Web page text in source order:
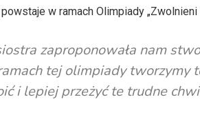
w ramach Olimpiady „Zwolnieni
zaproponowała nam
tej olimpiady tworzymy
i lepiej przeżyć te trudne